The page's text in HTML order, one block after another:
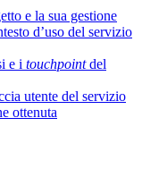
e la sua gestione
d’uso del servizio
e i touchpointdel
utente del servizio
ottenuta